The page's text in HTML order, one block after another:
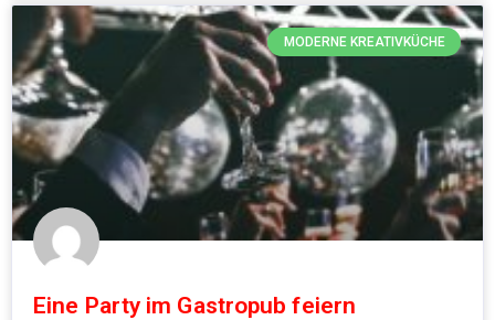
MODERNE KREATIVKÜCHE
Eine Party im Gastropub feiern